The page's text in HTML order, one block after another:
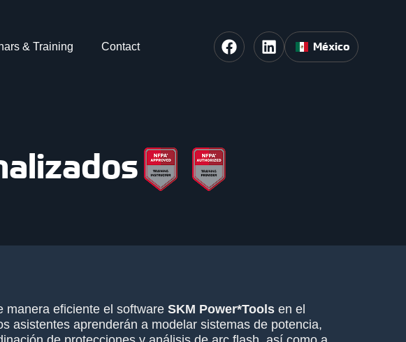
& Training Contact México
manera eficiente el software SKM Power*Tools en el
asistentes aprenderán a modelar sistemas de potencia,